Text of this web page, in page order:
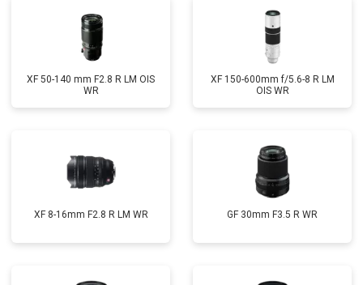
XF 50-140 mm F2.8 R LM OIS
WR
XF 150-600mm f/5.6-8 R LM
OIS WR
XF 8-16mm F2.8 R LM WR GF 30mm F3.5 R WR